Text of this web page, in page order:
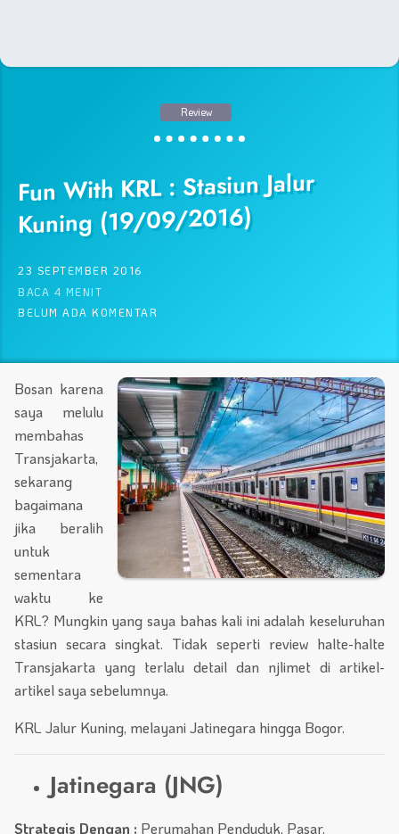
Review
Fun With KRL : Stasiun Jalur
Kuning (19/09/2016)
23 SEPTEMBER 2016
BACA 4 MENIT
BELUM ADA KOMENTAR
Bosan karena
saya melulu
membahas
Transjakarta,
sekarang
bagaimana
jika beralih
untuk
sementara
waktu ke
KRL? Mungkin yang saya bahas kali ini adalah keseluruhan
stasiun secara singkat. Tidak seperti review halte-halte
Transjakarta yang terlalu detail dan njlimet di artikel-
artikel saya sebelumnya.
KRL Jalur Kuning, melayani Jatinegara hingga Bogor.
Jatinegara (JNG)
Strategis Dengan : Perumahan Penduduk, Pasar.